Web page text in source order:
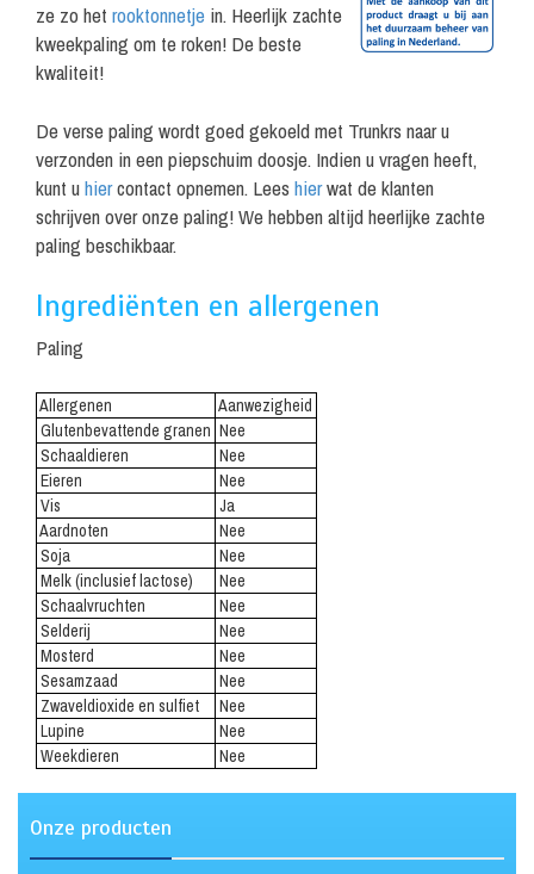
ze zo het rooktonnetje in. Heerlijk zachte
kweekpaling om te roken! De beste
kwaliteit!
De verse paling wordt goed gekoeld met Trunkrs naar u
verzonden in een piepschuim doosje. Indien u vragen heeft,
kunt uhiercontact opnemen. Lees hierwat de klanten
schrijven over onze paling! We hebben altijd heerlijke zachte
paling beschikbaar.
Ingrediënten en allergenen
Paling
Allergenen Aanwezigheid
Glutenbevattende granen Nee
Schaaldieren
Nee
Eieren
Nee
Vis
Ja
Aardnoten
Nee
Soja
Nee
Melk (inclusief lactose)
Nee
Schaalvruchten
Nee
Selderij
Nee
Mosterd
Nee
Sesamzaad
Nee
Zwaveldioxide en sulfiet
Nee
Lupine
Nee
Weekdieren
Nee
Onze producten